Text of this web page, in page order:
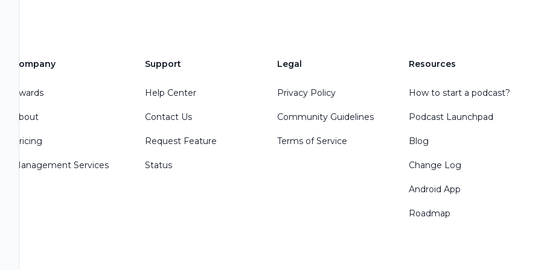
Company
Awards
About
Pricing
Management Services
Support
Help Center
Contact Us
Request Feature
Status
Legal
Privacy Policy
Community Guidelines
Terms of Service
Resources
How to start a podcast?
Podcast Launchpad
Blog
Change Log
Android App
Roadmap